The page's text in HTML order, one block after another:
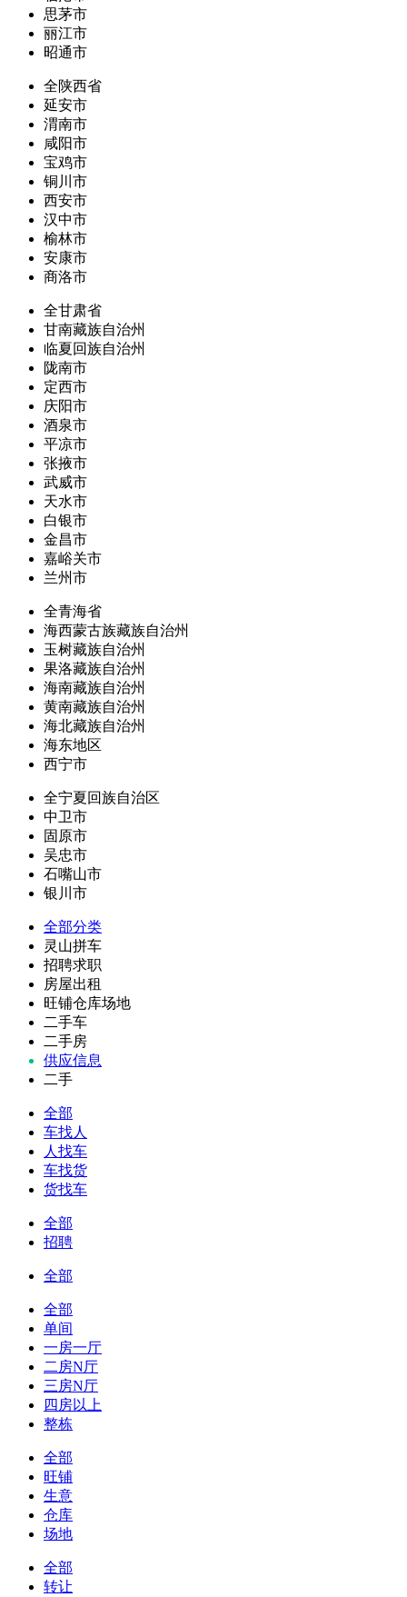
思茅市
丽江市
昭通市
全陕西省
延安市
渭南市
咸阳市
宝鸡市
铜川市
西安市
汉中市
榆林市
安康市
商洛市
全甘肃省
甘南藏族自治州
临夏回族自治州
陇南市
定西市
庆阳市
酒泉市
平凉市
张掖市
武威市
天水市
白银市
金昌市
嘉峪关市
兰州市
全青海省
海西蒙古族藏族自治州
玉树藏族自治州
果洛藏族自治州
海南藏族自治州
黄南藏族自治州
海北藏族自治州
海东地区
西宁市
全宁夏回族自治区
中卫市
固原市
吴忠市
石嘴山市
银川市
全部分类
灵山拼车
招聘求职
房屋出租
旺铺仓库场地
二手车
二手房
供应信息
二手
全部
车找人
人找车
车找货
货找车
全部
招聘
全部
全部
单间
一房一厅
二房N厅
三房N厅
四房以上
整栋
全部
旺铺
生意
仓库
场地
全部
转让